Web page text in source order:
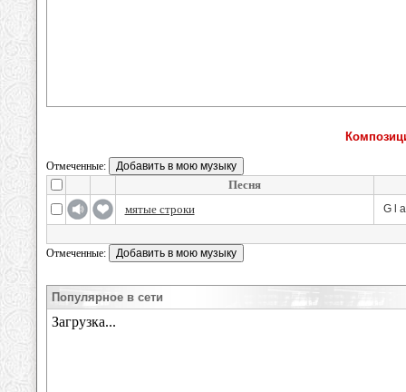
Отмеченные:
Песня
мятые строки
G l
Отмеченные:
Популярное в сети